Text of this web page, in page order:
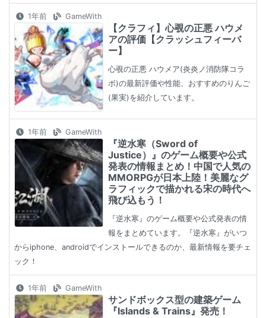
1年前 GameWith
【クラフィ】心覗の正悪 ハウメ
アの評価【クラッシュフィーバ
ー】
心覗の正悪 ハウメア(炎炎ノ消防隊コラ
ボ)の最新評価や性能、おすすめのりんご
(果実)を紹介しています。
1年前 GameWith
『逆水寒（Sword of
Justice）』のゲーム概要や公式
発表の情報まとめ！中国で人気の
MMORPGが日本上陸！美麗なグ
ラフィックで描かれる宋の時代へ
飛び込もう！
『逆水寒』のゲーム概要や公式発表の情
報をまとめています。『逆水寒』がいつ
からiphone、androidでインストールできるのか、最新情報を要チェ
ック！
1年前 GameWith
サンドボックス型の建築ゲーム
『Islands & Trains』発売！